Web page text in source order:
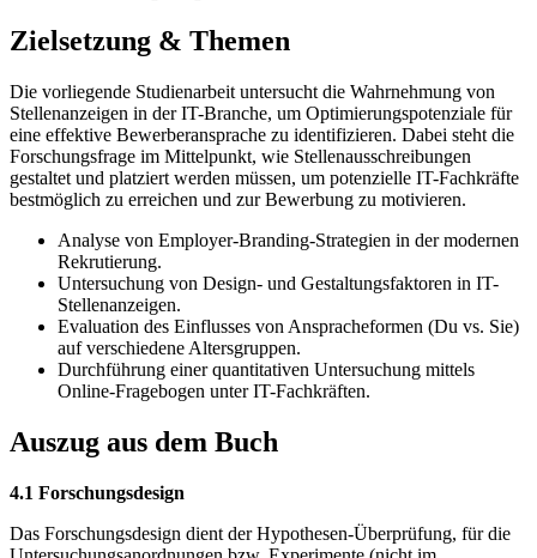
Zielsetzung & Themen
Die vorliegende Studienarbeit untersucht die Wahrnehmung von
Stellenanzeigen in der IT-Branche, um Optimierungspotenziale für
eine effektive Bewerberansprache zu identifizieren. Dabei steht die
Forschungsfrage im Mittelpunkt, wie Stellenausschreibungen
gestaltet und platziert werden müssen, um potenzielle IT-Fachkräfte
bestmöglich zu erreichen und zur Bewerbung zu motivieren.
Analyse von Employer-Branding-Strategien in der modernen
Rekrutierung.
Untersuchung von Design- und Gestaltungsfaktoren in IT-
Stellenanzeigen.
Evaluation des Einflusses von Anspracheformen (Du vs. Sie)
auf verschiedene Altersgruppen.
Durchführung einer quantitativen Untersuchung mittels
Online-Fragebogen unter IT-Fachkräften.
Auszug aus dem Buch
4.1 Forschungsdesign
Das Forschungsdesign dient der Hypothesen-Überprüfung, für die